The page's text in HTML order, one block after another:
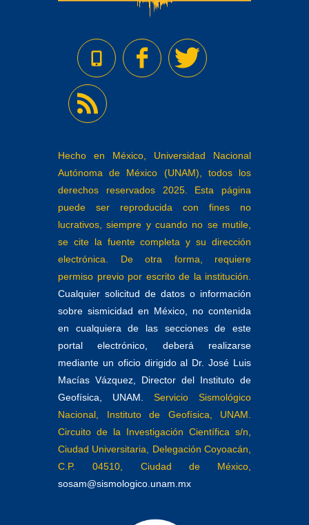
Hecho en México, Universidad Nacional
Autónoma de México (UNAM), todos los
derechos reservados 2025. Esta página
puede ser reproducida con fines no
lucrativos, siempre y cuando no se mutile,
se cite la fuente completa y su dirección
electrónica. De otra forma, requiere
permiso previo por escrito de la institución.
Cualquier solicitud de datos o información
sobre sismicidad en México, no contenida
en cualquiera de las secciones de este
portal electrónico, deberá realizarse
mediante un oficio dirigido al Dr. José Luis
Macías Vázquez, Director del Instituto de
Geofísica, UNAM.
Servicio Sismológico
Nacional, Instituto de Geofísica, UNAM.
Circuito de la Investigación Científica s/n,
Ciudad Universitaria, Delegación Coyoacán,
C.P. 04510, Ciudad de México,
sosam@sismologico.unam.mx